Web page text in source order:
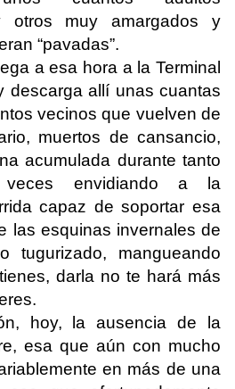
otros muy amargados y
“pavadas”.
a esa hora a la Terminal
descarga allí unas cuantas
vecinos que vuelven de
muertos de cansancio,
acumulada durante tanto
veces envidiando a la
capaz de soportar esa
las esquinas invernales de
tugurizado, mangueando
darla no te hará más
hoy, la ausencia de la
esa que aún con mucho
en más de una